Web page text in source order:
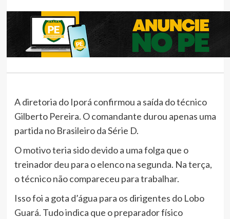
A diretoria do Iporá confirmou a saída do técnico
Gilberto Pereira. O comandante durou apenas uma
partida no Brasileiro da Série D.
O motivo teria sido devido a uma folga que o
treinador deu para o elenco na segunda. Na terça,
o técnico não compareceu para trabalhar.
Isso foi a gota d’água para os dirigentes do Lobo
Guará. Tudo indica que o preparador físico